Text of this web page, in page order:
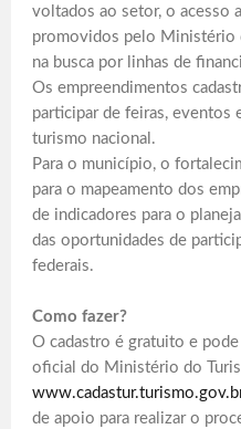
voltados ao setor, o acesso
promovidos pelo Ministério
na busca por linhas de
Os empreendimentos
participar de feiras, eventos
turismo nacional.
Para o município, o
para o mapeamento dos
de indicadores para o
das oportunidades de
federais.
Como fazer?
O cadastro é gratuito e
oficial do Ministério do
de apoio para realizar o